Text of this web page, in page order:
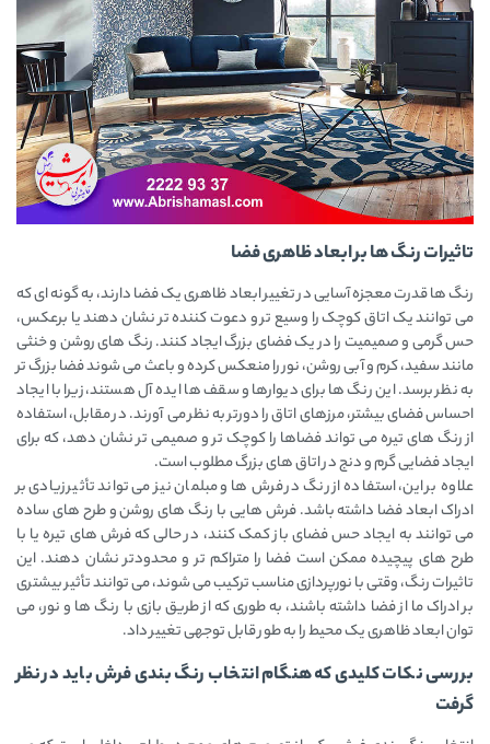
تاثیرات رنگ ها بر ابعاد ظاهری فضا
رنگ ‌ها قدرت معجزه ‌آسایی در تغییر ابعاد ظاهری یک فضا دارند، به گونه ‌ای که
می‌ توانند یک اتاق کوچک را وسیع ‌تر و دعوت ‌کننده‌ تر نشان دهند یا برعکس،
حس گرمی و صمیمیت را در یک فضای بزرگ ایجاد کنند. رنگ‌ های روشن و خنثی
مانند سفید، کرم و آبی روشن، نور را منعکس کرده و باعث می ‌شوند فضا بزرگ ‌تر
به نظر برسد. این رنگ ‌ها برای دیوارها و سقف‌ ها ایده ‌آل هستند، زیرا با ایجاد
احساس فضای بیشتر، مرزهای اتاق را دورتر به نظر می ‌آورند. در مقابل، استفاده
از رنگ‌ های تیره می ‌تواند فضاها را کوچک ‌تر و صمیمی‌ تر نشان دهد، که برای
ایجاد فضایی گرم و دنج در اتاق ‌های بزرگ مطلوب است.
علاوه بر این، استفاده از رنگ در فرش ‌ها و مبلمان نیز می ‌تواند تأثیر زیادی بر
ادراک ابعاد فضا داشته باشد. فرش‌ هایی با رنگ‌ های روشن و طرح‌ های ساده
می ‌توانند به ایجاد حس فضای باز کمک کنند، در حالی که فرش ‌های تیره یا با
طرح‌ های پیچیده ممکن است فضا را متراکم ‌تر و محدودتر نشان دهند. این
تاثیرات رنگ، وقتی با نورپردازی مناسب ترکیب می ‌شوند، می‌ توانند تأثیر بیشتری
بر ادراک ما از فضا داشته باشند، به طوری که از طریق بازی با رنگ ‌ها و نور، می
‌توان ابعاد ظاهری یک محیط را به طور قابل توجهی تغییر داد.
بررسی نکات کلیدی که هنگام انتخاب رنگ بندی فرش باید در نظر
گرفت